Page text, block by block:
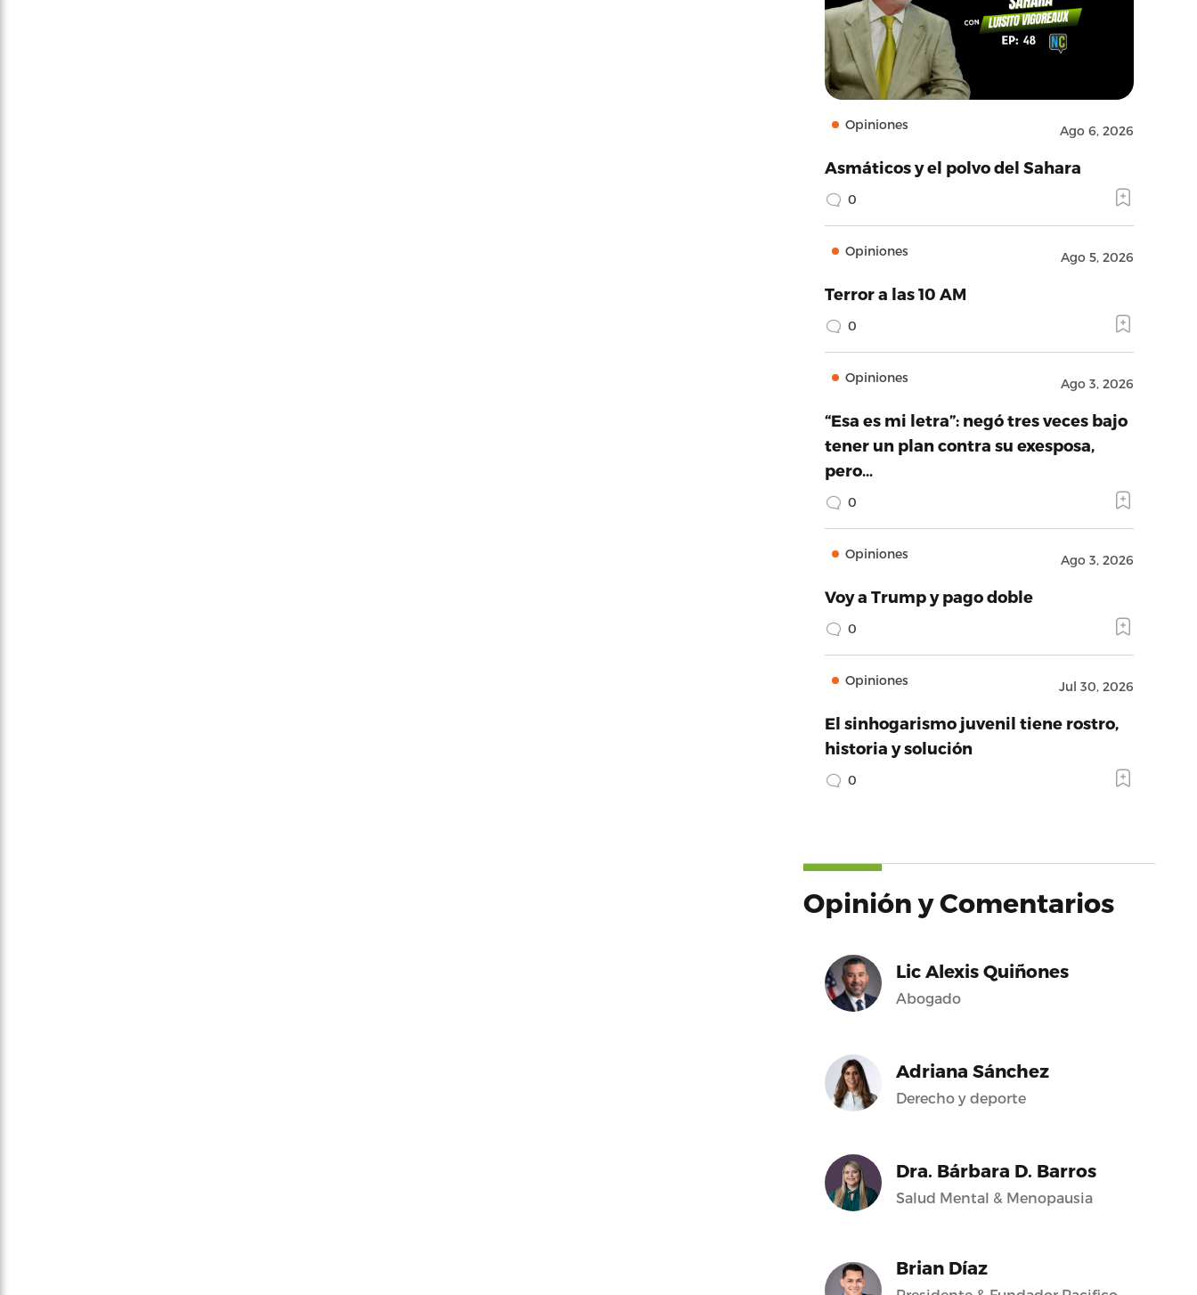
Opiniones Ago 6, 2026
Asmáticos y el polvo del Sahara
0
Opiniones Ago 5, 2026
Terror a las 10 AM
0
Opiniones Ago 3, 2026
“Esa es mi letra”: negó tres veces bajo
tener un plan contra su exesposa,
pero…
0
Opiniones Ago 3, 2026
Voy a Trump y pago doble
0
Opiniones Jul 30, 2026
El sinhogarismo juvenil tiene rostro,
historia y solución
0
Opinión y Comentarios
Lic Alexis Quiñones
Abogado
Adriana Sánchez
Derecho y deporte
Dra. Bárbara D. Barros
Salud Mental & Menopausia
Brian Díaz